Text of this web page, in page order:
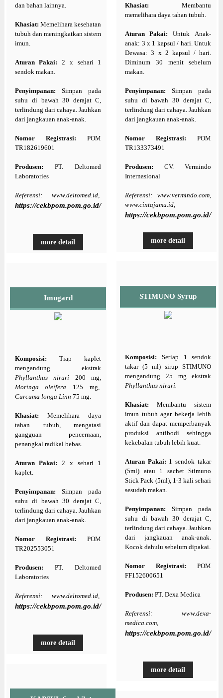
dan bahan lainnya.
Khasiat: Memelihara kesehatan
tubuh dan meningkatkan sistem
imun.
Aturan Pakai: 2 x sehari 1
sendok makan.
Penyimpanan: Simpan pada
suhu di bawah 30 derajat C,
terlindung dari cahaya. Jauhkan
dari jangkauan anak-anak.
Nomor Registrasi: POM
TR182619601
Produsen: PT. Deltomed
Laboratories
Referensi: www.deltomed.id,
https://cekbpom.pom.go.id/
more detail
Imugard
Komposisi: Tiap kaplet
mengandung ekstrak
Phyllanthus niruri 200 mg,
Moringa oleifera 125 mg,
Curcuma longa Linn 75 mg.
Khasiat: Memelihara daya
tahan tubuh, mengatasi
gangguan pencernaan,
penangkal radikal bebas.
Aturan Pakai: 2 x sehari 1
kaplet.
Penyimpanan: Simpan pada
suhu di bawah 30 derajat C,
terlindung dari cahaya. Jauhkan
dari jangkauan anak-anak.
Nomor Registrasi: POM
TR202553051
Produsen: PT. Deltomed
Laboratories
Referensi: www.deltomed.id,
https://cekbpom.pom.go.id/
more detail
Khasiat: Membantu
memelihara daya tahan tubuh.
Aturan Pakai: Untuk Anak-
anak: 3 x 1 kapsul / hari. Untuk
Dewasa: 3 x 2 kapsul / hari.
Diminum 30 menit sebelum
makan.
Penyimpanan: Simpan pada
suhu di bawah 30 derajat C,
terlindung dari cahaya. Jauhkan
dari jangkauan anak-anak.
Nomor Registrasi: POM
TR133373491
Produsen: CV. Vermindo
Internasional
Referensi: www.vermindo.com,
www.cintajamu.id,
https://cekbpom.pom.go.id/
more detail
STIMUNO Syrup
Komposisi: Setiap 1 sendok
takar (5 ml) sirup STIMUNO
mengandung 25 mg ekstrak
Phyllanthus niruri.
Khasiat:Membantu sistem
imun tubuh agar bekerja lebih
aktif dan dapat memperbanyak
produksi antibodi sehingga
kekebalan tubuh lebih kuat.
Aturan Pakai: 1 sendok takar
(5ml) atau 1 sachet Stimuno
Stick Pack (5ml), 1-3 kali sehari
sesudah makan.
Penyimpanan: Simpan pada
suhu di bawah 30 derajat C,
terlindung dari cahaya. Jauhkan
dari jangkauan anak-anak.
Kocok dahulu sebelum dipakai.
Nomor Registrasi: POM
FF152600651
Produsen: PT. Dexa Medica
Referensi: www.dexa-
medica.com,
https://cekbpom.pom.go.id/
more detail